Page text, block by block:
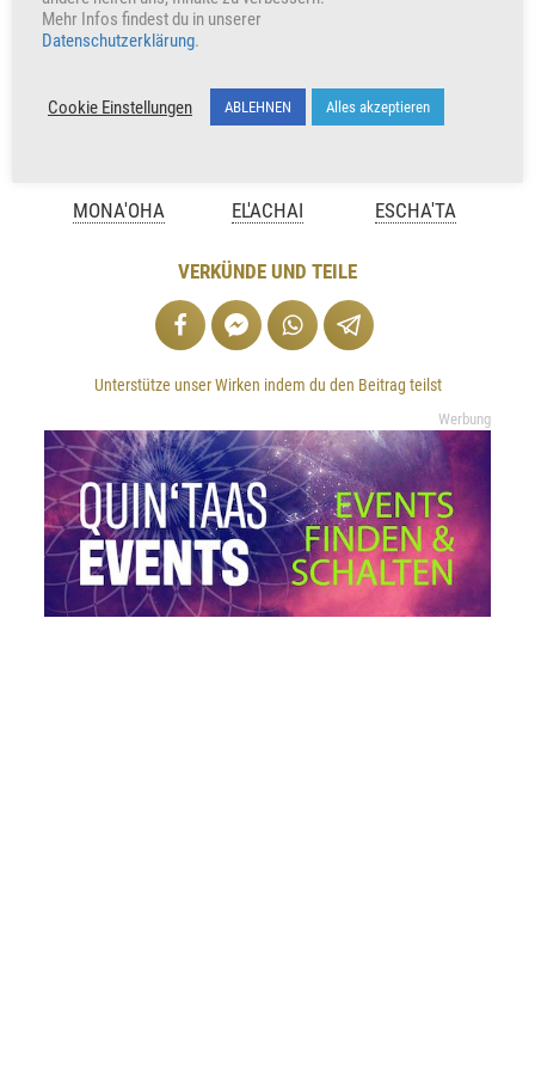
MONA'OHA EL'ACHAI ESCHA'TA
VERKÜNDE UND TEILE
Unterstütze unser Wirken indem du den Beitrag teilst
Werbung
Mehr Infos findest du in unserer
Datenschutzerklärung.
Cookie Einstellungen ABLEHNEN Alles akzeptieren